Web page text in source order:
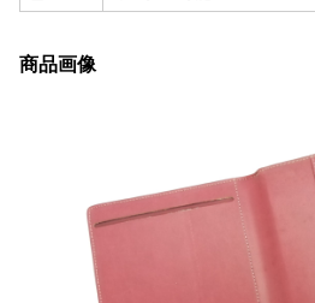
商品画像